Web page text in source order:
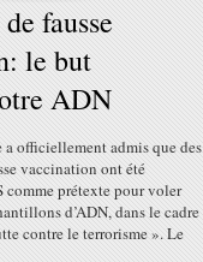
fausse
le but
ADN
officiellement admis que des
vaccination ont été
comme prétexte pour voler
d’ADN, dans le cadre
contre le terrorisme ». Le